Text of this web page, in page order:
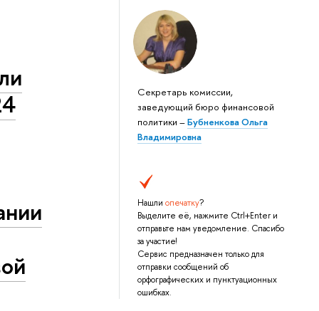
Секретарь комиссии,
заведующий бюро финансовой
политики –Бубненкова Ольга
Владимировна
Нашли опечатку?
Выделите её, нажмите Ctrl+Enter и
отправьте нам уведомление. Спасибо
за участие!
Сервис предназначен только для
отправки сообщений об
орфографических и пунктуационных
ошибках.